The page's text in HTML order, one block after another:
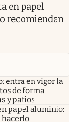
en papel
recomiendan
entra en vigor la
de forma
y patios
papel aluminio:
hacerlo